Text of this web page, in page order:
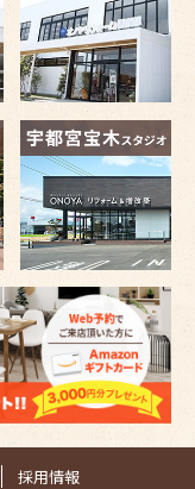
採用情報